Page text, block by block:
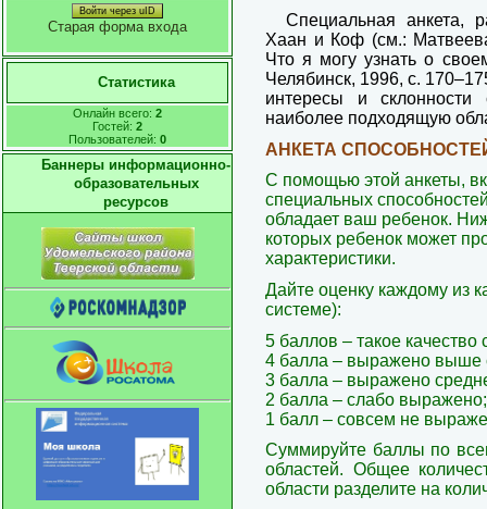
Войти через uID
Старая форма входа
Статистика
Онлайн всего: 2
Гостей: 2
Пользователей: 0
Баннеры информационно-
образовательных
ресурсов
Специальная анкета,
Хаан и Коф (см.:
Что я могу узнать о
Челябинск, 1996, с.
интересы и
наиболее подходящую
АНКЕТА
С помощью этой анкеты,
специальных
обладает ваш ребенок.
которых ребенок может
характеристики.
Дайте оценку каждому из
системе):
5 баллов – такое
4 балла – выражено выше
3 балла – выражено
2 балла – слабо выражено;
1 балл – совсем не
Суммируйте баллы по
областей. Общее
области разделите на